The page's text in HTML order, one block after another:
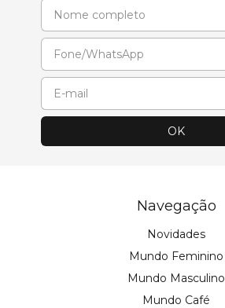
Navegação
Novidades
Mundo Feminino
Mundo Masculino
Mundo Café